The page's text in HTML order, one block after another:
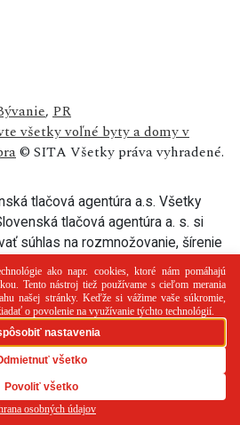
, PR
všetky voľné byty a domy v
© SITA Všetky práva vyhradené.
tlačová agentúra a.s. Všetky
tlačová agentúra a. s. si
súhlas na rozmnožovanie, šírenie